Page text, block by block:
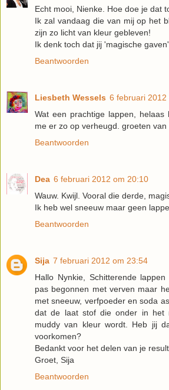
Echt mooi, Nienke. Hoe doe je dat
Ik zal vandaag die van mij op het
zijn zo licht van kleur gebleven!
Ik denk toch dat jij 'magische
Beantwoorden
Liesbeth Wessels 6 februari 2012
Wat een prachtige lappen, helaas
me er zo op verheugd. groeten van
Beantwoorden
Dea 6 februari 2012 om 20:10
Wauw. Kwijl. Vooral die derde,
Ik heb wel sneeuw maar geen
Beantwoorden
Sija 7 februari 2012 om 23:54
Hallo Nynkie, Schitterende
pas begonnen met verven maar
met sneeuw, verfpoeder en soda
dat de laat stof die onder in het
muddy van kleur wordt. Heb jij
voorkomen?
Bedankt voor het delen van je
Groet, Sija
Beantwoorden